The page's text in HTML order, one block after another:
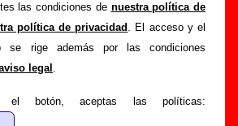
las condiciones de nuestra política de
política de privacidad . El acceso y el
rige además por las condiciones
legal .
botón, aceptas las políticas:
recopilar todo tipo de información
de los sueños - Tributo a
porVarios artistas. Además
incluidas en el disco, también se
página otros tipos de información a
los datos relacionados con su